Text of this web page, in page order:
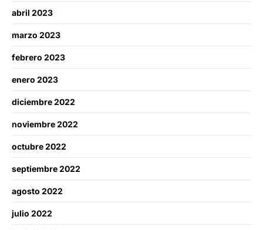
abril 2023
marzo 2023
febrero 2023
enero 2023
diciembre 2022
noviembre 2022
octubre 2022
septiembre 2022
agosto 2022
julio 2022